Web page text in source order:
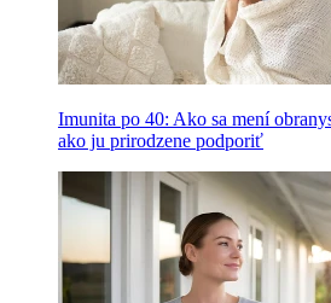
Imunita po 40: Ako sa mení
ako ju prirodzene podporiť